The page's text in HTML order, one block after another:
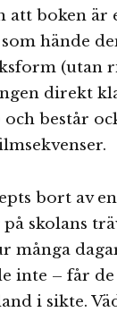
att boken är
hände
(utan
direkt
består
bort av
skolans
många
inte – får
i sikte.